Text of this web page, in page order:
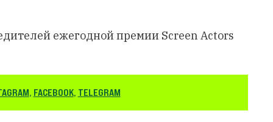
ежегодной премии Screen Actors
, FACEBOOK, TELEGRAM